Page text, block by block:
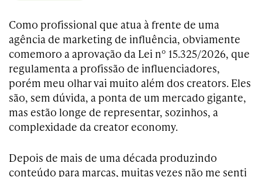
Como profissional que atua à frente de uma
agência de marketing de influência, obviamente
comemoro a aprovação da Lei nº 15.325/2026, que
regulamenta a profissão de influenciadores,
porém meu olhar vai muito além dos creators. Eles
são, sem dúvida, a ponta de um mercado gigante,
mas estão longe de representar, sozinhos, a
complexidade da creator economy.
Depois de mais de uma década produzindo
conteúdo para marcas, muitas vezes não me senti